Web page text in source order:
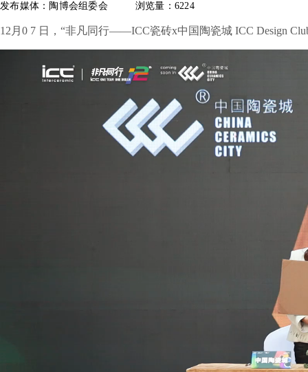
发布媒体：陶博会组委会 浏览量：6224
12月0 7 日，“非凡同行——ICC瓷砖x中国陶瓷城 ICC Design